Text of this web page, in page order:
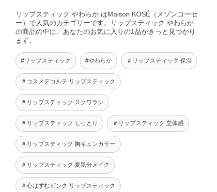
リップスティック やわらか はMaison KOSÉ（メゾンコーセ
ー）で人気のカテゴリーです。リップスティック やわらか
の商品の中に、あなたのお気に入りの1品がきっと見つかり
ます。
#リップスティック #やわらか ＃リップスティック 保湿
＃コスメデコルテ リップスティック
＃リップスティック スクワラン
＃リップスティック しっとり ＃リップスティック 立体感
＃リップスティック 胸キュンカラー
＃リップスティック 夏気分メイク
＃心はずむピンク リップスティック